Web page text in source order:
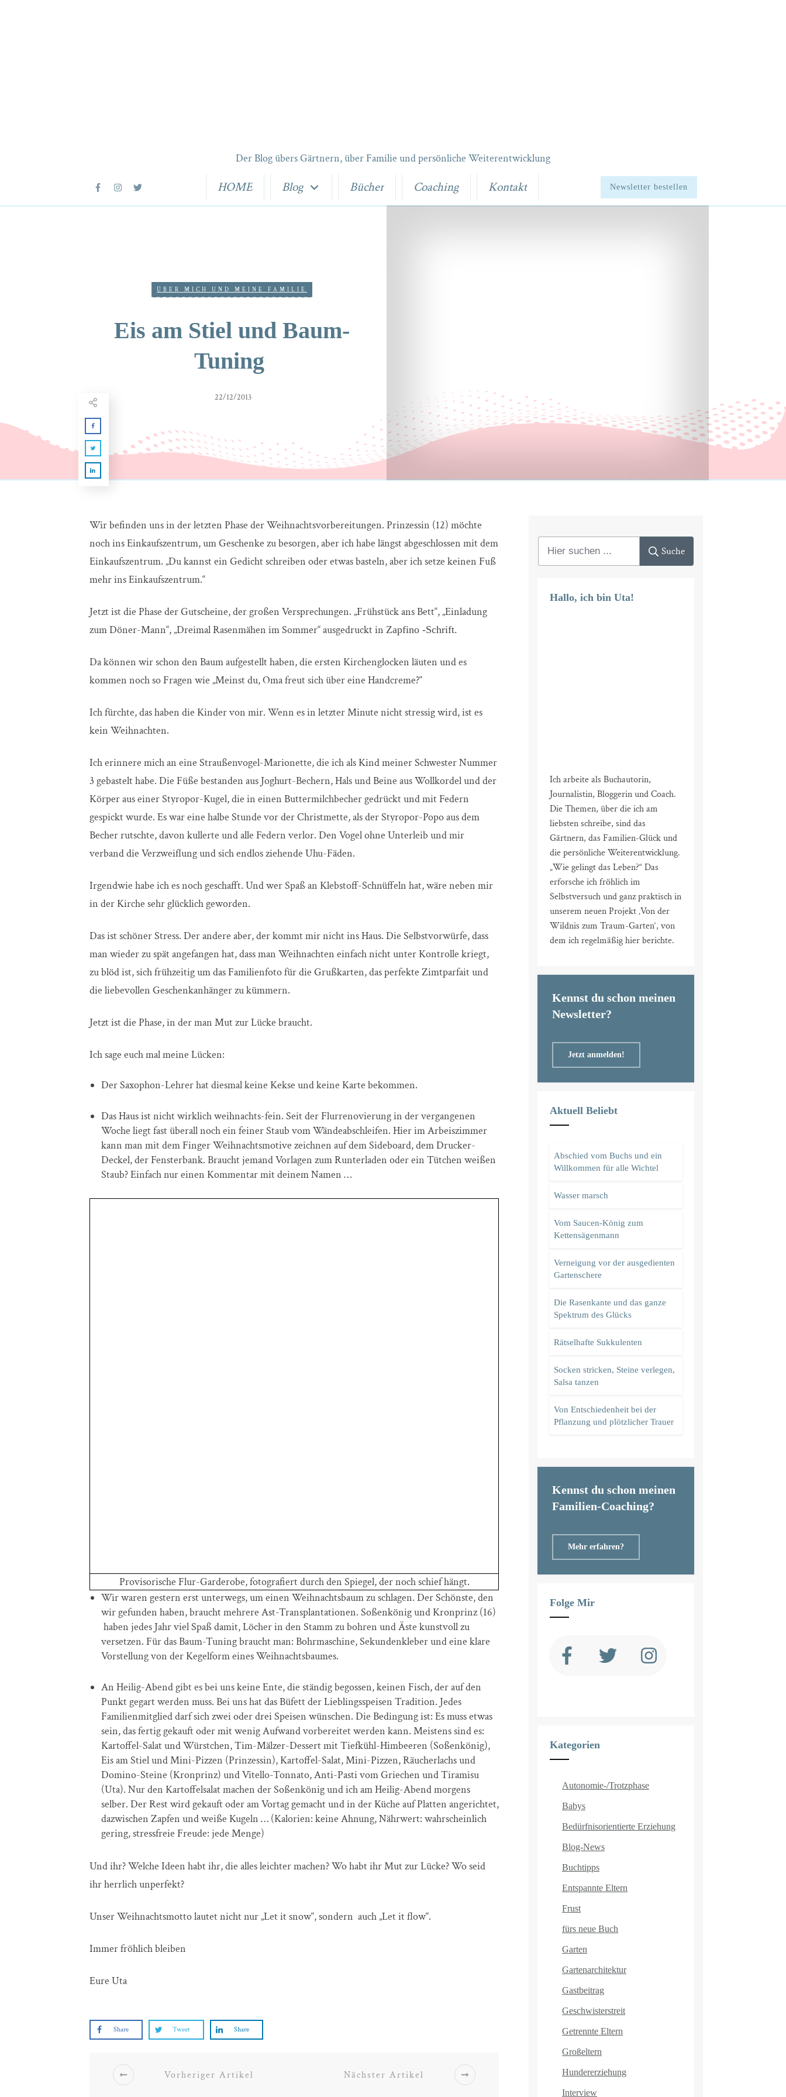
Der Blog übers Gärtnern, über Familie und persönliche Weiterentwicklung
HOME Blog Bücher Coaching Kontakt Newsletter bestellen
ÜBER MICH UND MEINE FAMILIE
Eis am Stiel und Baum-
Tuning
22/12/2013
Wir befinden uns in der letzten Phase der Weihnachtsvorbereitungen. Prinzessin (12) möchte
noch ins Einkaufszentrum, um Geschenke zu besorgen, aber ich habe längst abgeschlossen mit dem
Einkaufszentrum. „Du kannst ein Gedicht schreiben oder etwas basteln, aber ich setze keinen Fuß
mehr ins Einkaufszentrum.“
Jetzt ist die Phase der Gutscheine, der großen Versprechungen. „Frühstück ans Bett“, „Einladung
zum Döner-Mann“, „Dreimal Rasenmähen im Sommer“ ausgedruckt in Zapfino -Schrift.
Da können wir schon den Baum aufgestellt haben, die ersten Kirchenglocken läuten und es
kommen noch so Fragen wie „Meinst du, Oma freut sich über eine Handcreme?“
Ich fürchte, das haben die Kinder von mir. Wenn es in letzter Minute nicht stressig wird, ist es
kein Weihnachten.
Ich erinnere mich an eine Straußenvogel-Marionette, die ich als Kind meiner Schwester Nummer
3 gebastelt habe. Die Füße bestanden aus Joghurt-Bechern, Hals und Beine aus Wollkordel und der
Körper aus einer Styropor-Kugel, die in einen Buttermilchbecher gedrückt und mit Federn
gespickt wurde. Es war eine halbe Stunde vor der Christmette, als der Styropor-Popo aus dem
Becher rutschte, davon kullerte und alle Federn verlor. Den Vogel ohne Unterleib und mir
verband die Verzweiflung und sich endlos ziehende Uhu-Fäden.
Irgendwie habe ich es noch geschafft. Und wer Spaß an Klebstoff-Schnüffeln hat, wäre neben mir
in der Kirche sehr glücklich geworden.
Das ist schöner Stress. Der andere aber, der kommt mir nicht ins Haus. Die Selbstvorwürfe, dass
man wieder zu spät angefangen hat, dass man Weihnachten einfach nicht unter Kontrolle kriegt,
zu blöd ist, sich frühzeitig um das Familienfoto für die Grußkarten, das perfekte Zimtparfait und
die liebevollen Geschenkanhänger zu kümmern.
Jetzt ist die Phase, in der man Mut zur Lücke braucht.
Ich sage euch mal meine Lücken:
Der Saxophon-Lehrer hat diesmal keine Kekse und keine Karte bekommen.
Das Haus ist nicht wirklich weihnachts-fein. Seit der Flurrenovierung in der vergangenen
Woche liegt fast überall noch ein feiner Staub vom Wändeabschleifen. Hier im Arbeiszimmer
kann man mit dem Finger Weihnachtsmotive zeichnen auf dem Sideboard, dem Drucker-
Deckel, der Fensterbank. Braucht jemand Vorlagen zum Runterladen oder ein Tütchen weißen
Staub? Einfach nur einen Kommentar mit deinem Namen …
Provisorische Flur-Garderobe, fotografiert durch den Spiegel, der noch schief hängt.
Wir waren gestern erst unterwegs, um einen Weihnachtsbaum zu schlagen. Der Schönste, den
wir gefunden haben, braucht mehrere Ast-Transplantationen. Soßenkönig und Kronprinz (16)
haben jedes Jahr viel Spaß damit, Löcher in den Stamm zu bohren und Äste kunstvoll zu
versetzen. Für das Baum-Tuning braucht man: Bohrmaschine, Sekundenkleber und eine klare
Vorstellung von der Kegelform eines Weihnachtsbaumes.
An Heilig-Abend gibt es bei uns keine Ente, die ständig begossen, keinen Fisch, der auf den
Punkt gegart werden muss. Bei uns hat das Büfett der Lieblingsspeisen Tradition. Jedes
Familienmitglied darf sich zwei oder drei Speisen wünschen. Die Bedingung ist: Es muss etwas
sein, das fertig gekauft oder mit wenig Aufwand vorbereitet werden kann. Meistens sind es:
Kartoffel-Salat und Würstchen, Tim-Mälzer-Dessert mit Tiefkühl-Himbeeren (Soßenkönig),
Eis am Stiel und Mini-Pizzen (Prinzessin), Kartoffel-Salat, Mini-Pizzen, Räucherlachs und
Domino-Steine (Kronprinz) und Vitello-Tonnato, Anti-Pasti vom Griechen und Tiramisu
(Uta). Nur den Kartoffelsalat machen der Soßenkönig und ich am Heilig-Abend morgens
selber. Der Rest wird gekauft oder am Vortag gemacht und in der Küche auf Platten angerichtet,
dazwischen Zapfen und weiße Kugeln … (Kalorien: keine Ahnung, Nährwert: wahrscheinlich
gering, stressfreie Freude: jede Menge)
Und ihr? Welche Ideen habt ihr, die alles leichter machen? Wo habt ihr Mut zur Lücke? Wo seid
ihr herrlich unperfekt?
Unser Weihnachtsmotto lautet nicht nur „Let it snow“, sondern auch „Let it flow“.
Immer fröhlich bleiben
Eure Uta
Share Tweet Share
Vorheriger Artikel Nächster Artikel
Suche
Hallo, ich bin Uta!
Ich arbeite als Buchautorin,
Journalistin, Bloggerin und Coach.
Die Themen, über die ich am
liebsten schreibe, sind das
Gärtnern, das Familien-Glück und
die persönliche Weiterentwicklung.
„Wie gelingt das Leben?“ Das
erforsche ich fröhlich im
Selbstversuch und ganz praktisch in
unserem neuen Projekt ‚Von der
Wildnis zum Traum-Garten‘, von
dem ich regelmäßig hier berichte.
Kennst du schon meinen
Newsletter?
Jetzt anmelden!
Aktuell Beliebt
Abschied vom Buchs und ein
Willkommen für alle Wichtel
Wasser marsch
Vom Saucen-König zum
Kettensägenmann
Verneigung vor der ausgedienten
Gartenschere
Die Rasenkante und das ganze
Spektrum des Glücks
Rätselhafte Sukkulenten
Socken stricken, Steine verlegen,
Salsa tanzen
Von Entschiedenheit bei der
Pflanzung und plötzlicher Trauer
Kennst du schon meinen
Familien-Coaching?
Mehr erfahren?
Folge Mir
Kategorien
Autonomie-/Trotzphase
Babys
Bedürfnisorientierte Erziehung
Blog-News
Buchtipps
Entspannte Eltern
Frust
fürs neue Buch
Garten
Gartenarchitektur
Gastbeitrag
Geschwisterstreit
Getrennte Eltern
Großeltern
Hundererziehung
Interview